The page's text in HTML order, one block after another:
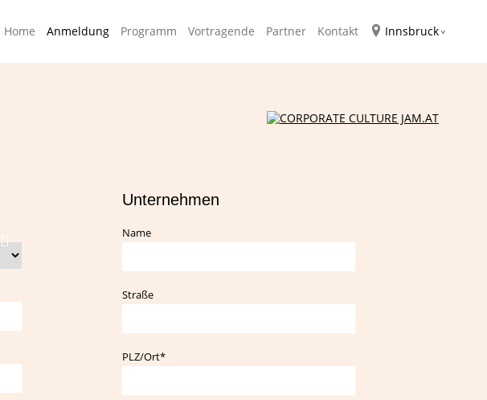
Home Anmeldung Programm Vortragende Partner Kontakt Innsbruck
Unternehmen
Name
Straße
Pflichtfeld
PLZ/Ort*